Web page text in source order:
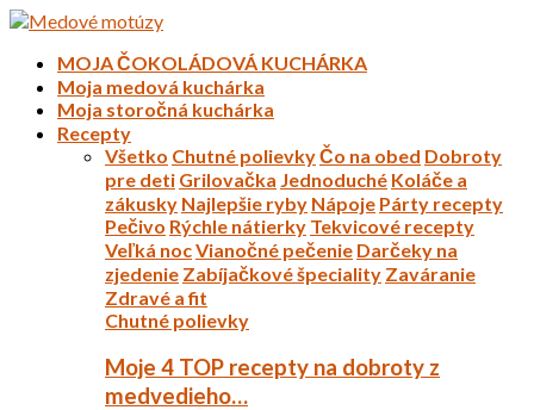
MOJA ČOKOLÁDOVÁ KUCHÁRKA
Moja medová kuchárka
Moja storočná kuchárka
Recepty
Všetko Chutné polievkyČo na obed Dobroty
pre deti Grilovačka Jednoduché Koláče a
zákusky Najlepšie ryby Nápoje Párty recepty
Pečivo Rýchle nátierky Tekvicové recepty
Veľká nocVianočné pečenie Darčeky na
zjedenie Zabíjačkové špeciality Zaváranie
Zdravé a fit
Chutné polievky
Moje 4 TOP recepty na dobroty z
medvedieho…